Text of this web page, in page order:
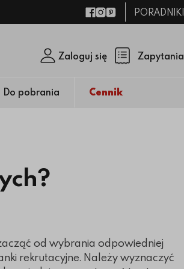
Facebook
Instagram
PinterestPORADNIKI
Zapytania
(pusty)
Zaloguj się
Do pobrania Cennik
od wybrania odpowiedniej
rekrutacyjne. Należy wyznaczyć